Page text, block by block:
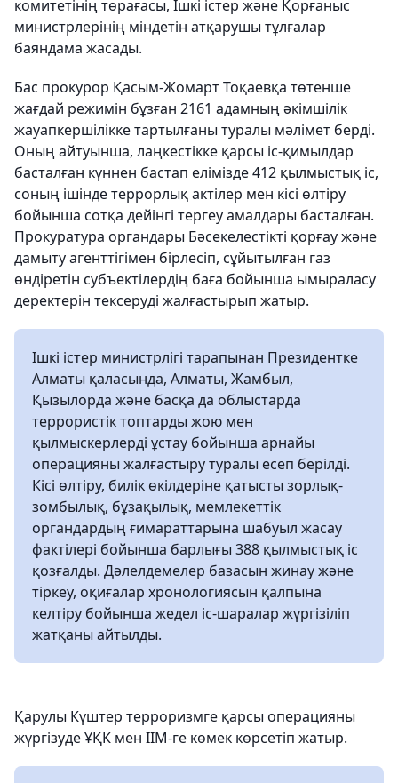
комитетінің төрағасы, Ішкі істер және Қорғаныс
министрлерінің міндетін атқарушы тұлғалар
баяндама жасады.
Бас прокурор Қасым-Жомарт Тоқаевқа төтенше
жағдай режимін бұзған 2161 адамның әкімшілік
жауапкершілікке тартылғаны туралы мәлімет берді.
Оның айтуынша, лаңкестікке қарсы іс-қимылдар
басталған күннен бастап елімізде 412 қылмыстық іс,
соның ішінде террорлық актілер мен кісі өлтіру
бойынша сотқа дейінгі тергеу амалдары басталған.
Прокуратура органдары Бәсекелестікті қорғау және
дамыту агенттігімен бірлесіп, сұйытылған газ
өндіретін субъектілердің баға бойынша ымыраласу
деректерін тексеруді жалғастырып жатыр.
Ішкі істер министрлігі тарапынан Президентке
Алматы қаласында, Алматы, Жамбыл,
Қызылорда және басқа да облыстарда
террористік топтарды жою мен
қылмыскерлерді ұстау бойынша арнайы
операцияны жалғастыру туралы есеп берілді.
Кісі өлтіру, билік өкілдеріне қатысты зорлық-
зомбылық, бұзақылық, мемлекеттік
органдардың ғимараттарына шабуыл жасау
фактілері бойынша барлығы 388 қылмыстық іс
қозғалды. Дәлелдемелер базасын жинау және
тіркеу, оқиғалар хронологиясын қалпына
келтіру бойынша жедел іс-шаралар жүргізіліп
жатқаны айтылды.
Қарулы Күштер терроризмге қарсы операцияны
жүргізуде ҰҚК мен ІІМ-ге көмек көрсетіп жатыр.